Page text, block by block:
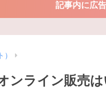
記事内に広
ンライン販売は